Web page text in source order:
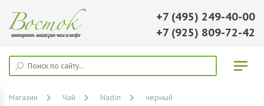
+7 (495) 249-40-00
+7 (925) 809-72-42
Магазин Чай Nadin
черный